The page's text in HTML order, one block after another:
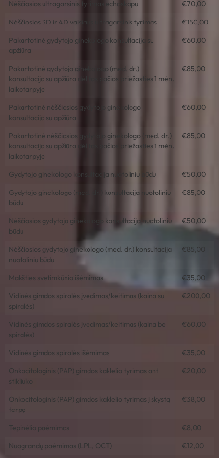
Nėščiosios ultragarsinis tyrimas echoskopu €70,00
Nėščiosios 3D ir 4D vaisiaus ultragarsinis tyrimas €150,00
Pakartotinė gydytojo ginekologo konsultacija su
apžiūra
€60,00
Pakartotinė gydytojo ginekologo (med. dr.)
konsultacija su apžiūra dėl tos pačios priežasties 1 mėn.
laikotarpyje
€85,00
Pakartotinė nėščiosios gydytojo ginekologo
konsultacija su apžiūra
€60,00
Pakartotinė nėščiosios gydytojo ginekologo (med. dr.)
konsultacija su apžiūra dėl tos pačios priežasties 1 mėn.
laikotarpyje
€85,00
Gydytojo ginekologo konsultacija nuotoliniu būdu €50,00
Gydytojo ginekologo (med. dr.) konsultacija nuotoliniu
būdu
€85,00
Nėščiosios gydytojo ginekologo konsultacija nuotoliniu
būdu
€50,00
Nėščiosios gydytojo ginekologo (med. dr.) konsultacija
nuotoliniu būdu
€85,00
Makšties svetimkūnio išėmimas €35,00
Vidinės gimdos spiralės įvedimas/keitimas (kaina su
spiralės)
€200,00
Vidinės gimdos spiralės įvedimas/keitimas (kaina be
spiralės)
€60,00
Vidinės gimdos spiralės išėmimas €35,00
Onkocitologinis (PAP) gimdos kaklelio tyrimas ant
stikliuko
€20,00
Onkocitologinis (PAP) gimdos kaklelio tyrimas į skystą
terpę
€38,00
Tepinėlio paėmimas €8,00
Nuograndų paėmimas (LPL, OCT) €12,00